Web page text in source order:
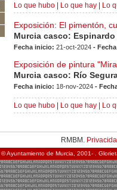
Lo que hubo
Lo que hay Lo
Exposición: El pimentón,
Murcia casco: Espinardo
Fecha inicio: 21-oct-2024 -
Exposición de pintura
Murcia casco: Río
Fecha inicio: 18-nov-2024 -
Lo que hubo Lo que hay Lo
RMBM.
© Ayuntamiento de Murcia, 2001- .